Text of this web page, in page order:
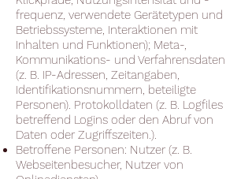
frequenz, verwendete Gerätetypen und
Betriebssysteme, Interaktionen mit
Inhalten und Funktionen); Meta-,
Kommunikations- und Verfahrensdaten
(z. B. IP-Adressen, Zeitangaben,
Identifikationsnummern, beteiligte
Personen). Protokolldaten (z. B. Logfiles
betreffend Logins oder den Abruf von
Daten oder Zugriffszeiten.).
Betroffene Personen: Nutzer (z. B.
Webseitenbesucher, Nutzer von